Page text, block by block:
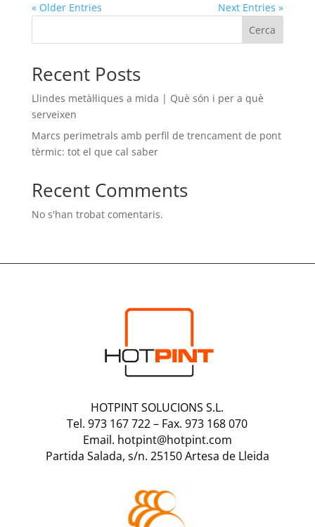
« Older Entries
Next Entries »
Cerca
Recent Posts
Llindes metàl·liques a mida | Què són i per a què
serveixen
Marcs perimetrals amb perfil de trencament de pont
tèrmic: tot el que cal saber
Recent Comments
No s'han trobat comentaris.
HOTPINT SOLUCIONS S.L.
Tel. 973 167 722– Fax. 973 168 070
Email. hotpint@hotpint.com
Partida Salada, s/n. 25150 Artesa de Lleida